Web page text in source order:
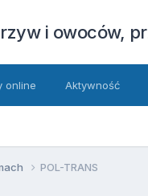
i owoców,
online Aktywność
POL-TRANS